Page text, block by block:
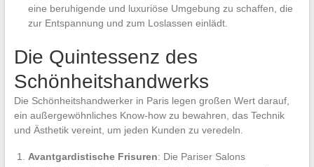
eine beruhigende und luxuriöse Umgebung zu schaffen, die
zur Entspannung und zum Loslassen einlädt.
Die Quintessenz des
Schönheitshandwerks
Die Schönheitshandwerker in Paris legen großen Wert darauf,
ein außergewöhnliches Know-how zu bewahren, das Technik
und Ästhetik vereint, um jeden Kunden zu veredeln.
Avantgardistische Frisuren: Die Pariser Salons